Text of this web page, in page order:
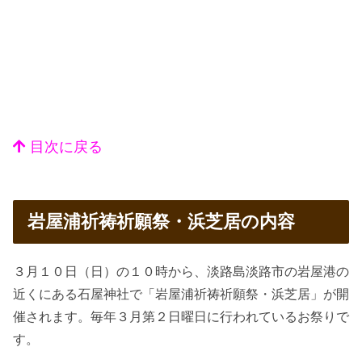
目次に戻る
岩屋浦祈祷祈願祭・浜芝居の内容
３月１０日（日）の１０時から、淡路島淡路市の岩屋港の
近くにある石屋神社で「岩屋浦祈祷祈願祭・浜芝居」が開
催されます。毎年３月第２日曜日に行われているお祭りで
す。